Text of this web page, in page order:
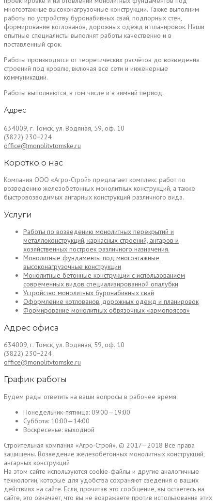
многоэтажные высоконагрузочные конструкции. Также выполним
работы по устройству буронабивных свай, подпорных стен,
формирование котлованов, дорожных одежд и планировок. Наши
опытные специалисты выполнят работы качественно и в
поставленный срок.
Работы производятся от теоретических расчётов до возведения
строений под кровлю, включая все сети и инженерные
коммуникации.
Работы выполняются, в том числе и в зимний период.
Адрес
634009, г. Томск, ул. Водяная, 59, оф. 10
(3822) 230−224
office@monolitvtomske.ru
Коротко о нас
Компания ООО «Агро-Строй» предлагает комплекс работ по
возведению железобетонных монолитных конструкций, а также
быстровозводимых ангарных конструкций различного вида.
Услуги
Работы по возведению монолитных перекрытий и
металлоконструкций, каркасных строений, ангаров и
хозяйственных построек различного назначения.
Монолитные фундаменты под многоэтажные
высоконагрузочные конструкции
Монолитные бетонные конструкции с использованием
современных видов специализированной опалубки
Устройство монолитных буронабивных свай
Оформление котлованов, дорожных одежд и планировок
Формирование монолитных обвязочных «армопоясов»
Адрес офиса
634009, г. Томск, ул. Водяная, 59, оф. 10
(3822) 230−224
office@monolitvtomske.ru
График работы
Будем рады ответить на ваши вопросы в рабочее время:
Понедельник-пятница: 09:00—19:00
Суббота: 10:00—14:00
Воскресенье: выходной
Строительная компания «Агро-Строй». © 2017—2018 Все права
защищены. Возведение железобетонных монолитных конструкций,
ангарных конструкций
На этом сайте используются cookie-файлы и другие аналогичные
технологии, которые для удобства сохраняют сведения о ваших
действиях на сайте. Если, прочитав это сообщение, вы остаетесь на
сайте, это означает, что вы не возражаете против использования этих